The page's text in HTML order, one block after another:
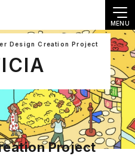
MENU
Design Creation Project
Project